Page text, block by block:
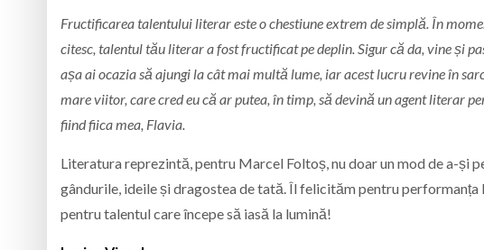
Fructificarea talentului literar este o chestiune extrem de simplă. În
citesc, talentul tău literar a fost fructificat pe deplin. Sigur că da, vine și
așa ai ocazia să ajungi la cât mai multă lume, iar acest lucru revine în
mare viitor, care cred eu că ar putea, în timp, să devină un agent literar
fiind fiica mea, Flavia.
Literatura reprezintă, pentru Marcel Foltoș, nu doar un mod de a-și
gândurile, ideile și dragostea de tată. Îl felicităm pentru
pentru talentul care începe să iasă la lumină!